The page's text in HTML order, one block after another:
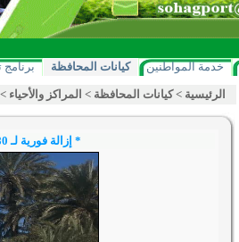
خدمة المواطنين كيانات المحافظة
الرئيسية >كيانات المحافظة > المراكز والأحياء >
* إزالة فورية لـ 180 حالة تعدي على الأراضي الزراعية وأملاك الدولة خلال شهرين بسوهاج